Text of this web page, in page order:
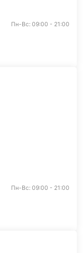
Пн-Вс: 09:00 - 21:00
Пн-Вс: 09:00 - 21:00